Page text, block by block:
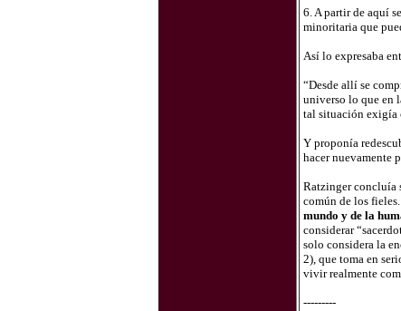
6. A partir de aquí
minoritaria que
Así lo expresaba
“Desde allí se
universo lo que en
tal situación exigía
Y proponía
hacer nuevamente
Ratzinger concluía
común de los
mundo y de la
considerar
solo considera la
2), que toma en
vivir realmente
---------